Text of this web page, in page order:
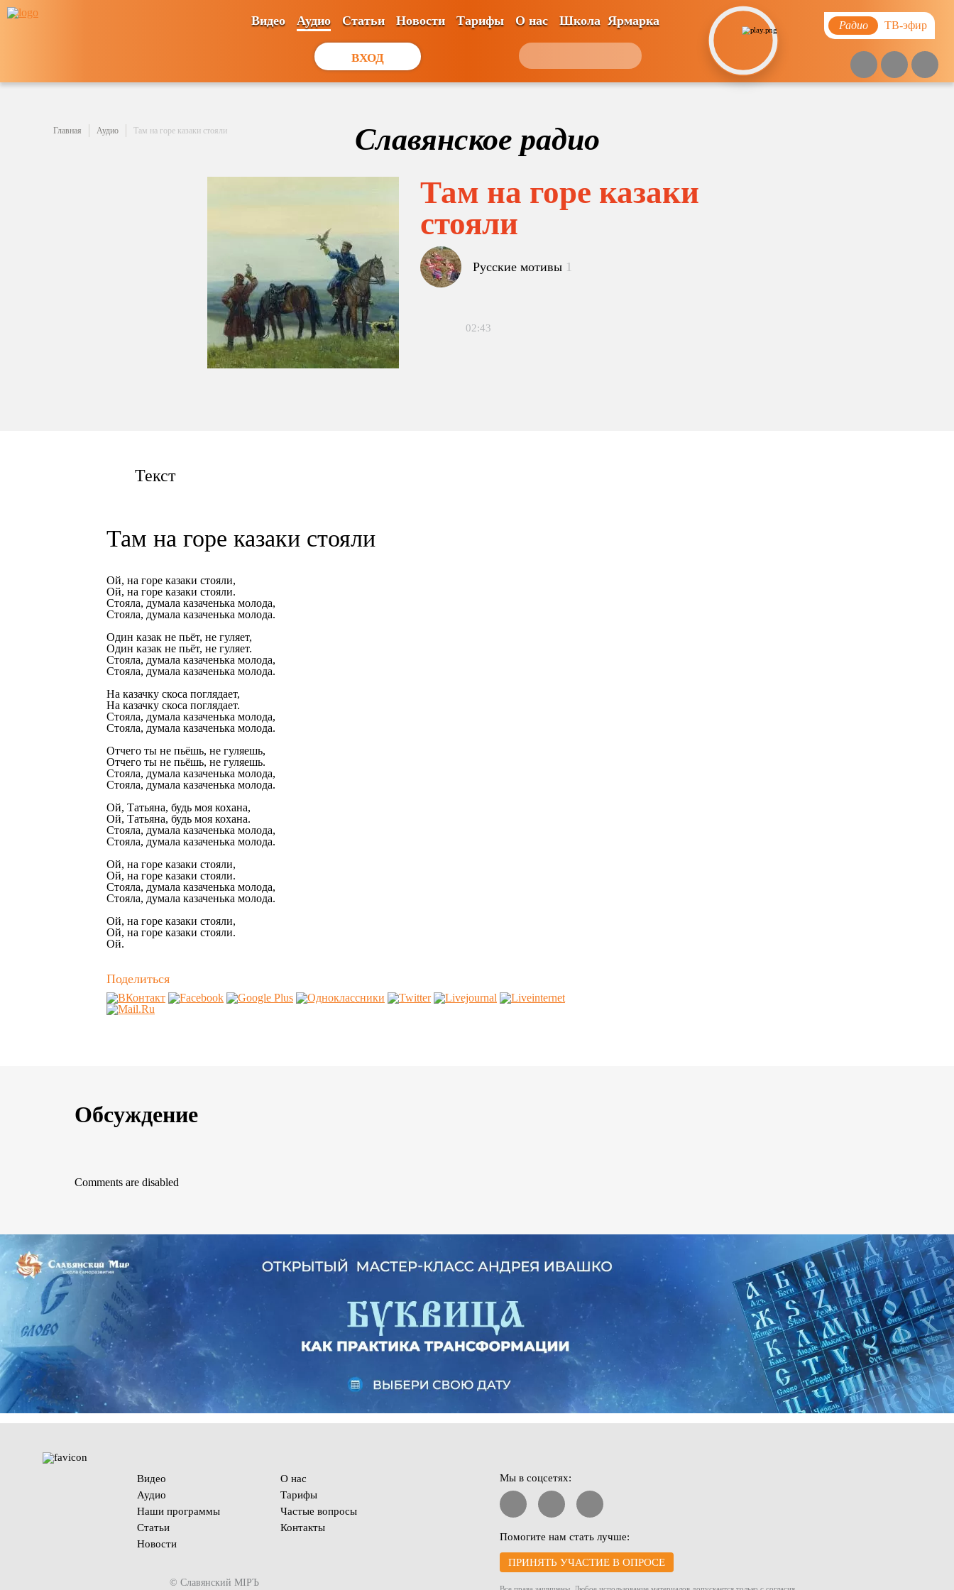
ВХОД
Видео Аудио Статьи Новости Тарифы О нас Школа Ярмарка Радио ТВ-эфир
Главная Аудио Там на горе казаки стояли Славянское радио
Там на горе казаки
стояли
Русские мотивы 1
02:43
Текст
Там на горе казаки стояли
Ой, на горе казаки стояли,
Ой, на горе казаки стояли.
Стояла, думала казаченька молода,
Стояла, думала казаченька молода.
Один казак не пьёт, не гуляет,
Один казак не пьёт, не гуляет.
Стояла, думала казаченька молода,
Стояла, думала казаченька молода.
На казачку скоса поглядает,
На казачку скоса поглядает.
Стояла, думала казаченька молода,
Стояла, думала казаченька молода.
Отчего ты не пьёшь, не гуляешь,
Отчего ты не пьёшь, не гуляешь.
Стояла, думала казаченька молода,
Стояла, думала казаченька молода.
Ой, Татьяна, будь моя кохана,
Ой, Татьяна, будь моя кохана.
Стояла, думала казаченька молода,
Стояла, думала казаченька молода.
Ой, на горе казаки стояли,
Ой, на горе казаки стояли.
Стояла, думала казаченька молода,
Стояла, думала казаченька молода.
Ой, на горе казаки стояли,
Ой, на горе казаки стояли.
Ой.
Поделиться
Обсуждение
Comments are disabled
Видео
Аудио
Наши программы
Статьи
Новости
О нас
Тарифы
Частые вопросы
Контакты
© Славянский МIРЪ
Мы в соцсетях:
Помогите нам стать лучше:
ПРИНЯТЬ УЧАСТИЕ В ОПРОСЕ